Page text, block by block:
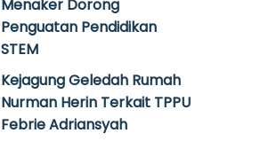
Menaker Dorong
Penguatan Pendidikan
STEM
Kejagung Geledah Rumah
Nurman Herin Terkait TPPU
Febrie Adriansyah